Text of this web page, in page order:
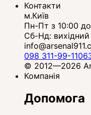
Контакти
м.Київ
Пн-Пт з 10:00
Сб-Нд: вихідний
098 311-99-11
© 2012—2026
Компанія
Допомога